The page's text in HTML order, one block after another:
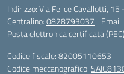
Indirizzo:Via Felice Cavallotti,
Centralino:0828793037 Email:
Posta elettronica certificata
Codice fiscale: 82005110653
Codice meccanografico: